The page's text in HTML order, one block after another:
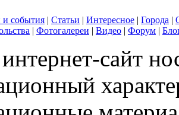
и события | Статьи | Интересное | Города |
| Фотогалереи | Видео | Форум |
сайт